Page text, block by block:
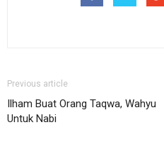
Previous article
Ilham Buat Orang Taqwa, Wahyu
Untuk Nabi